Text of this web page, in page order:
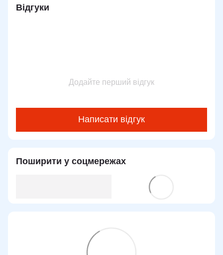
Відгуки
Додайте перший відгук
Написати відгук
Поширити у соцмережах